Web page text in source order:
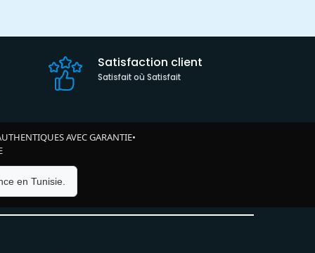
Satisfaction client
Satisfait où Satisfait
AVEC GARANTIE•
en Tunisie.